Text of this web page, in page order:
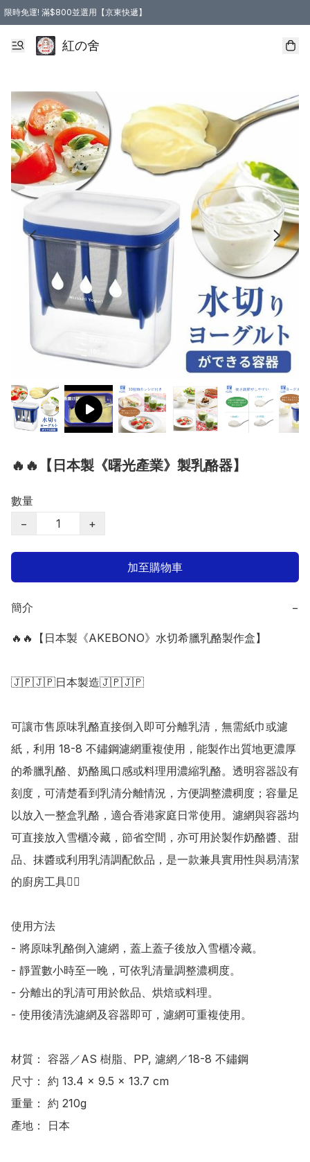
限時免運! 滿$800並選用【京東快遞】
紅の舍
🔥🔥【日本製《曙光產業》製乳酪器】
數量
−
+
加至購物車
簡介 −
🔥🔥【日本製《AKEBONO》水切希臘乳酪製作盒】
🇯🇵🇯🇵日本製造🇯🇵🇯🇵
可讓市售原味乳酪直接倒入即可分離乳清，無需紙巾或濾
紙，利用 18-8 不鏽鋼濾網重複使用，能製作出質地更濃厚
的希臘乳酪、奶酪風口感或料理用濃縮乳酪。透明容器設有
刻度，可清楚看到乳清分離情況，方便調整濃稠度；容量足
以放入一整盒乳酪，適合香港家庭日常使用。濾網與容器均
可直接放入雪櫃冷藏，節省空間，亦可用於製作奶酪醬、甜
品、抹醬或利用乳清調配飲品，是一款兼具實用性與易清潔
的廚房工具👍🏻
使用方法
- 將原味乳酪倒入濾網，蓋上蓋子後放入雪櫃冷藏。
- 靜置數小時至一晚，可依乳清量調整濃稠度。
- 分離出的乳清可用於飲品、烘焙或料理。
- 使用後清洗濾網及容器即可，濾網可重複使用。
材質： 容器／AS 樹脂、PP, 濾網／18-8 不鏽鋼
尺寸： 約 13.4 × 9.5 × 13.7 cm
重量： 約 210g
產地： 日本